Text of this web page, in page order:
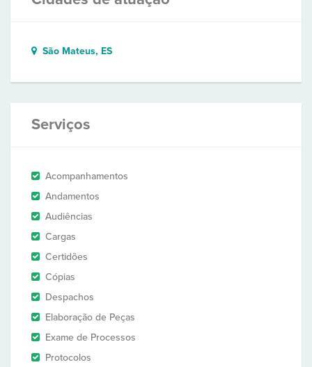
São Mateus, ES
Serviços
Acompanhamentos
Andamentos
Audiências
Cargas
Certidões
Cópias
Despachos
Elaboração de Peças
Exame de Processos
Protocolos